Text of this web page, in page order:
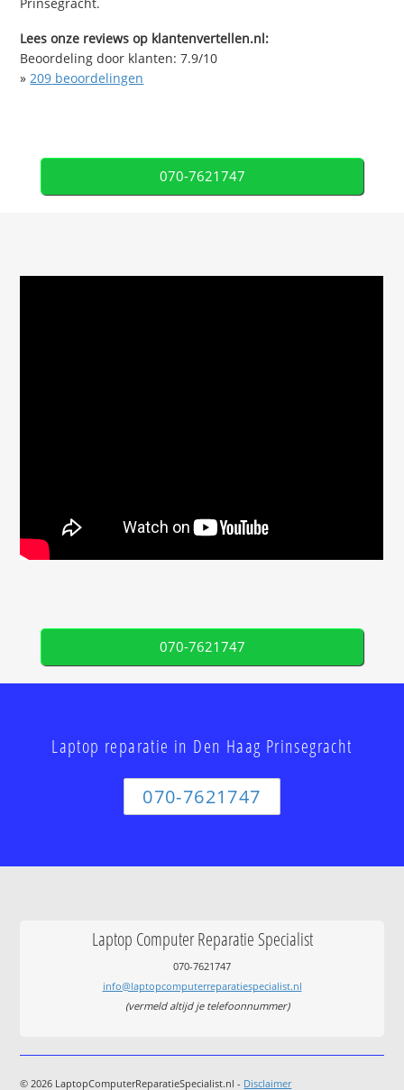
Prinsegracht.
Lees onze reviews op klantenvertellen.nl:
Beoordeling door klanten:7.9/10
»209 beoordelingen
070-7621747
070-7621747
Laptop reparatie in Den Haag Prinsegracht
070-7621747
Laptop Computer Reparatie Specialist
070-7621747
info@laptopcomputerreparatiespecialist.nl
(vermeld altijd je telefoonnummer)
© 2026 LaptopComputerReparatieSpecialist.nl - Disclaimer